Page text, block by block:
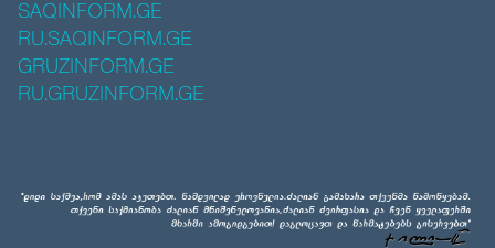
SAQINFORM.GE
RU.SAQINFORM.GE
GRUZINFORM.GE
RU.GRUZINFORM.GE